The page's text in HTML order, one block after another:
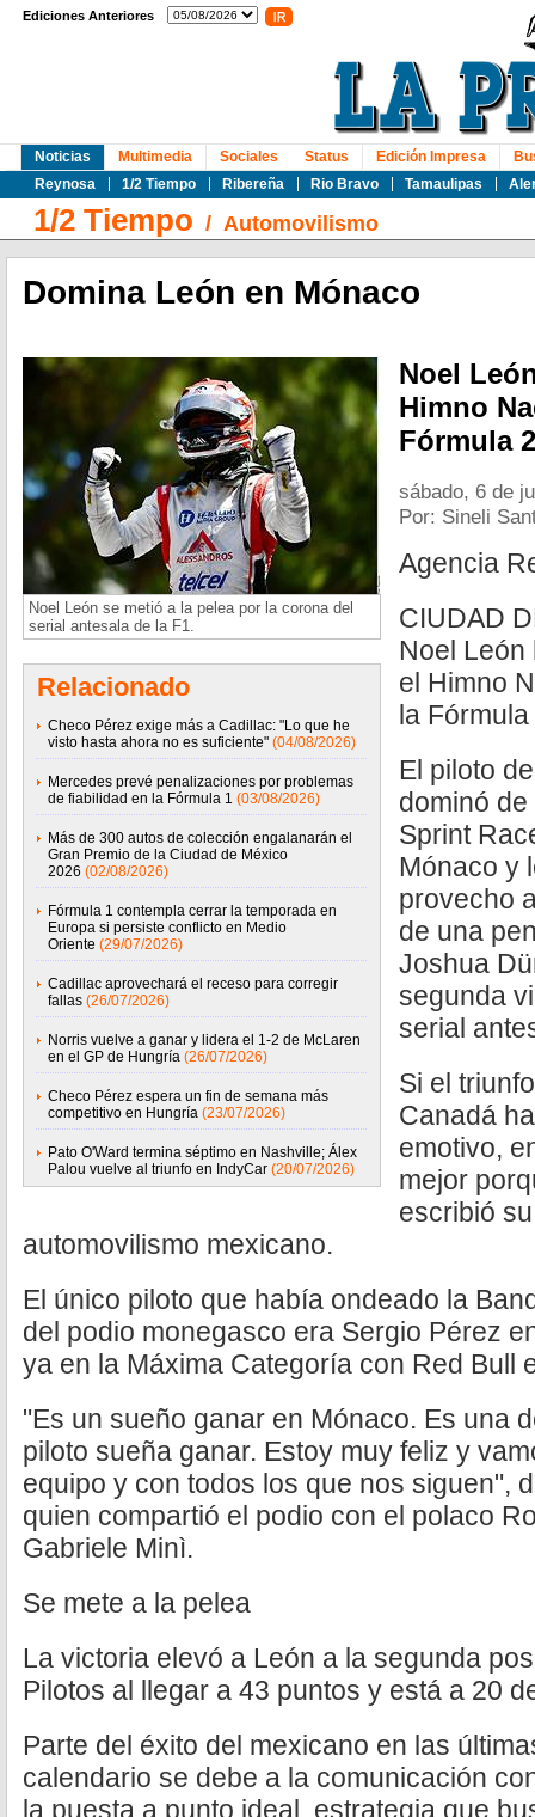
Ediciones Anteriores
Noticias
Reynosa
1/2 Tiempo Ribereña Rio Bravo Tamaulipas
Multimedia Sociales Status Edición Impresa
1/2 Tiempo / Automovilismo
Domina León en Mónaco
Noel León se metió a la pelea por la corona del
serial antesala de la F1.
Relacionado
Checo Pérez exige más a Cadillac: "Lo que he
visto hasta ahora no es suficiente" (04/08/2026)
Mercedes prevé penalizaciones por problemas
de fiabilidad en la Fórmula 1 (03/08/2026)
Más de 300 autos de colección engalanarán el
Gran Premio de la Ciudad de México
2026 (02/08/2026)
Fórmula 1 contempla cerrar la temporada en
Europa si persiste conflicto en Medio
Oriente (29/07/2026)
Cadillac aprovechará el receso para corregir
fallas (26/07/2026)
Norris vuelve a ganar y lidera el 1-2 de McLaren
en el GP de Hungría (26/07/2026)
Checo Pérez espera un fin de semana más
competitivo en Hungría (23/07/2026)
Pato O'Ward termina séptimo en Nashville; Álex
Palou vuelve al triunfo en IndyCar (20/07/2026)
Noel
Himno
Fórmula
sábado, 6 de
Por: Sineli
Agencia
CIUDAD
Noel
el Himno
la Fórmula
El piloto
dominó
Sprint
Mónaco y
provecho
de una
Joshua
segunda
serial
Si el
Canadá
emotivo,
mejor
escribió
automovilismo mexicano.
El único piloto que había ondeado la
del podio monegasco era Sergio Pérez
ya en la Máxima Categoría con Red Bull
"Es un sueño ganar en Mónaco. Es una
piloto sueña ganar. Estoy muy feliz y
equipo y con todos los que nos siguen",
quien compartió el podio con el polaco
Gabriele Minì.
Se mete a la pelea
La victoria elevó a León a la segunda
Pilotos al llegar a 43 puntos y está a 20
Parte del éxito del mexicano en las
calendario se debe a la comunicación
la puesta a punto ideal, estrategia que